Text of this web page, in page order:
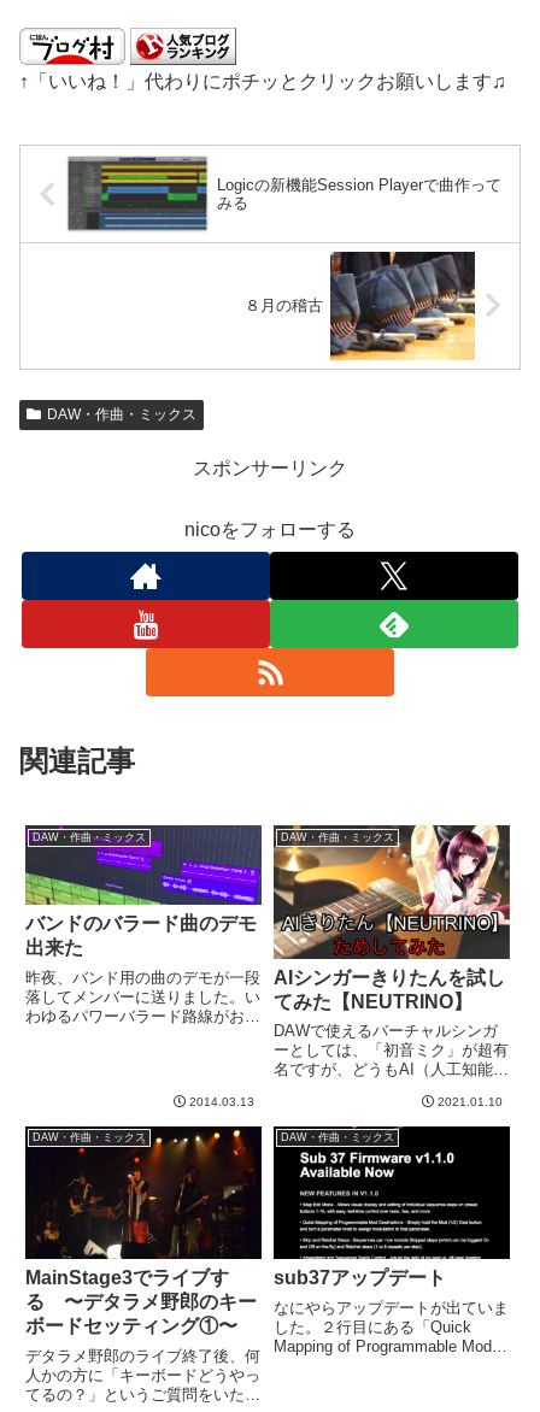
↑「いいね！」代わりにポチッとクリックお願いします♫
Logicの新機能Session Playerで曲作って
みる
８月の稽古
DAW・作曲・ミックス
スポンサーリンク
nicoをフォローする
関連記事
DAW・作曲・ミックス
バンドのバラード曲のデモ
出来た
昨夜、バンド用の曲のデモが一段
落してメンバーに送りました。い
わゆるパワーバラード路線がお題
らメロディの調整してギターのア
レンジという流れかな、と。あ
と...
2014.03.13
DAW・作曲・ミックス
AIシンガーきりたんを試し
てみた【NEUTRINO】
DAWで使えるバーチャルシンガ
ーとしては、「初音ミク」が超有
名ですが、どうもAI（人工知能）
「それっぽく勝手に歌ってくれ
る」NEUTRINOというソフトが
あるらしいです。その
NEUTRINOのバーチャルシンガ
2021.01.10
DAW・作曲・ミックス
MainStage3でライブす
る 〜デタラメ野郎のキー
ボードセッティング①〜
デタラメ野郎のライブ終了後、何
人かの方に「キーボードどうやっ
てるの？」というご質問をいただ
DAW・作曲・ミックス
sub37アップデート
なにやらアップデートが出ていま
した。２行目にある「Quick
Mapping of Programmable Mod